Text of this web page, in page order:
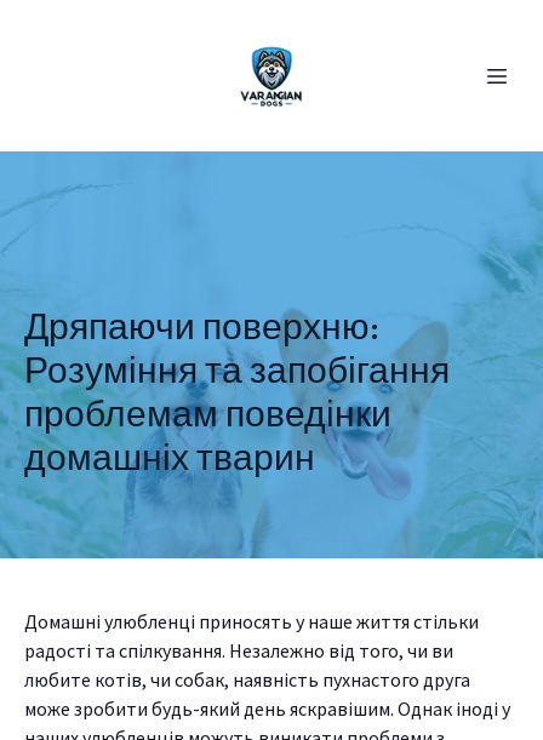
Дряпаючи поверхню:
Розуміння та запобігання
проблемам поведінки
домашніх тварин
Домашні улюбленці приносять у наше життя стільки
радості та спілкування. Незалежно від того, чи ви
любите котів, чи собак, наявність пухнастого друга
може зробити будь-який день яскравішим. Однак іноді у